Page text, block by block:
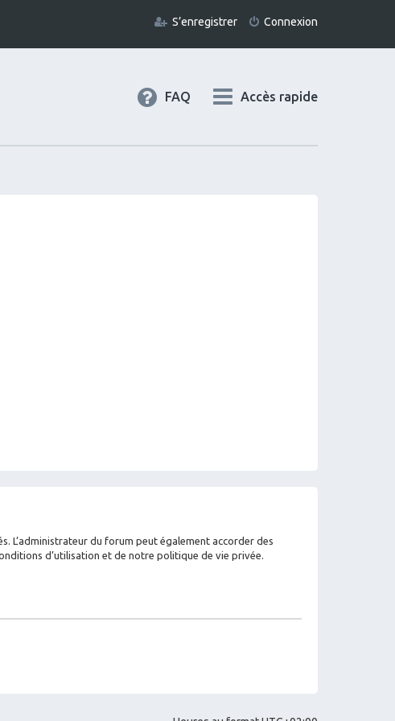
Connexion
S’enregistrer
Accès rapide
FAQ
L’administrateur du forum peut également accorder des
d’utilisation et de notre politique de vie privée.